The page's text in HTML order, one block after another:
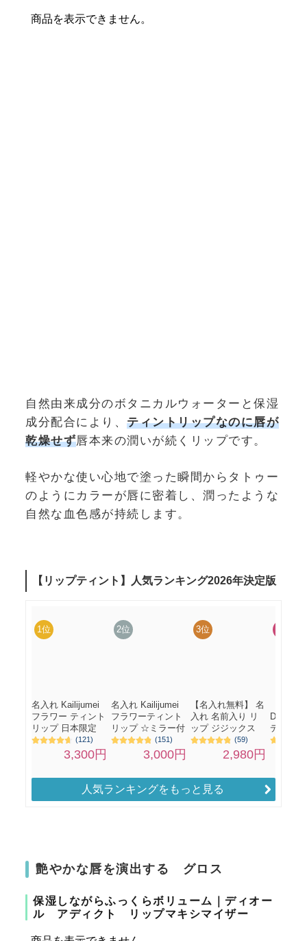
自然由来成分のボタニカルウォーターと保湿
成分配合により、 ティントリップなのに唇が
乾燥せず唇本来の潤いが続くリップです。
軽やかな使い心地で塗った瞬間からタトゥー
のようにカラーが唇に密着し、潤ったような
自然な血色感が持続します。
人気ランキングをもっと見る
艶やかな唇を演出する グロス
保湿しながらふっくらボリューム｜ディオー
ル アディクト リップマキシマイザー